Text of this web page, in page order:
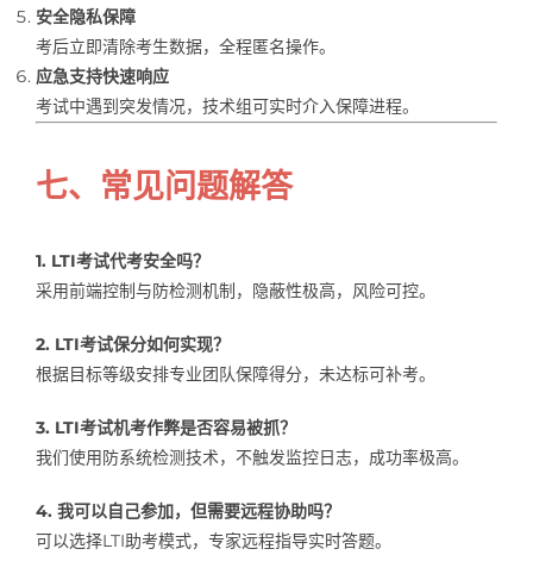
安全隐私保障
考后立即清除考生数据，全程匿名操作。
应急支持快速响应
考试中遇到突发情况，技术组可实时介入保障进程。
七、常见问题解答
1. LTI考试代考安全吗？
采用前端控制与防检测机制，隐蔽性极高，风险可控。
2. LTI考试保分如何实现？
根据目标等级安排专业团队保障得分，未达标可补考。
3. LTI考试机考作弊是否容易被抓？
我们使用防系统检测技术，不触发监控日志，成功率极高。
4. 我可以自己参加，但需要远程协助吗？
可以选择LTI助考模式，专家远程指导实时答题。